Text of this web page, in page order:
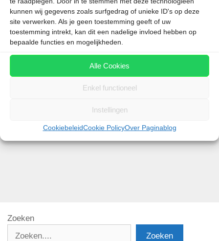
kunnen wij gegevens zoals surfgedrag of unieke ID's op deze
site verwerken. Als je geen toestemming geeft of uw
toestemming intrekt, kan dit een nadelige invloed hebben op
bepaalde functies en mogelijkheden.
Alle Cookies
Enkel functioneel
Instellingen
CookiebeleidCookie PolicyOver Paginablog
Een van de meest opvallende restaurants van
Downtown Las Vegas heeft de deuren gesloten.
Heart Attack Grill, jarenlang gevestigd in
Neonopolis bij de Fremont Street Experience, heeft
het huurcontract niet verlengd. Daarmee komt
voorlopig een einde aan een restaurantconcept dat
Categorieën
Amerika
Zoeken
Zoeken